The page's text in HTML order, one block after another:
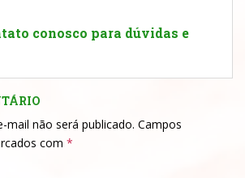
conosco para dúvidas e
mail não será publicado. Campos
com *